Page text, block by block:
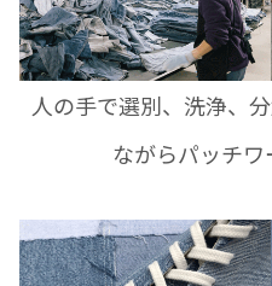
人の手で選別、洗浄、
ながらパッチ